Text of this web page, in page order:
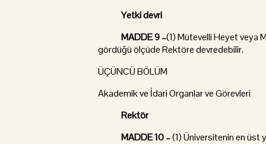
Yetki devri
MADDE 9 –(1) Mütevelli Heyet veya
gördüğü ölçüde Rektöre devredebilir.
ÜÇÜNCÜ BÖLÜM
Akademik ve İdari Organlar ve Görevleri
Rektör
MADDE 10 –(1) Üniversitenin en